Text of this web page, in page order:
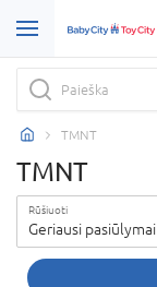
TMNT
TMNT
Rūšiuoti
Geriausi pasiūlymai